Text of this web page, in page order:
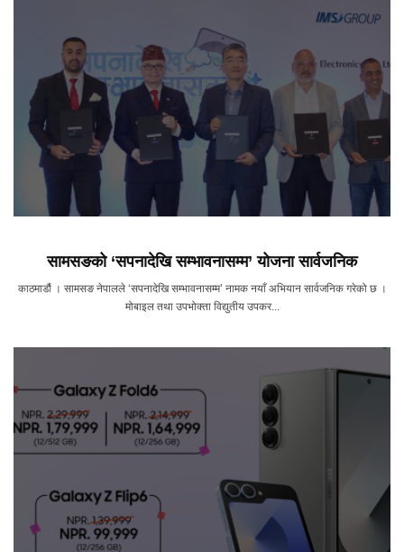
सामसङको ‘सपनादेखि सम्भावनासम्म’ योजना सार्वजनिक
काठमाडौं । सामसङ नेपालले ‘सपनादेखि सम्भावनासम्म’ नामक नयाँ अभियान सार्वजनिक गरेको छ ।
मोबाइल तथा उपभोक्ता विद्युतीय उपकर...